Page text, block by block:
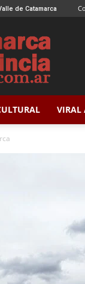
de Catamarca
VIRAL